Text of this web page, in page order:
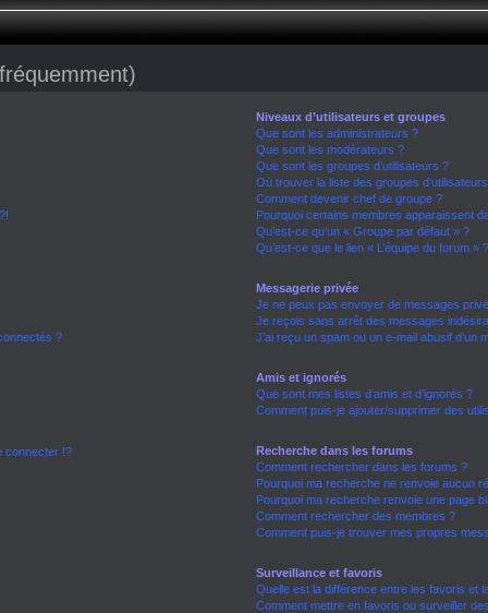
?
connecter !?
Niveaux d’utilisateurs et groupes
Que sont les administrateurs ?
Que sont les modérateurs ?
Que sont les groupes d’utilisateurs ?
Où trouver la liste des groupes
Comment devenir chef de groupe ?
Pourquoi certains membres apparaissent
Qu’est-ce qu’un « Groupe par défaut » ?
Qu’est-ce que le lien « L’équipe du forum »
Messagerie privée
Je ne peux pas envoyer de messages
Je reçois sans arrêt des messages
J’ai reçu un spam ou un e-mail abusif d’un
Amis et ignorés
Que sont mes listes d’amis et d’ignorés ?
Comment puis-je ajouter/supprimer des
Recherche dans les forums
Comment rechercher dans les forums ?
Pourquoi ma recherche ne renvoie aucun
Pourquoi ma recherche renvoie une page
Comment rechercher des membres ?
Comment puis-je trouver mes propres
Surveillance et favoris
Quelle est la différence entre les favoris et
Comment mettre en favoris ou surveiller